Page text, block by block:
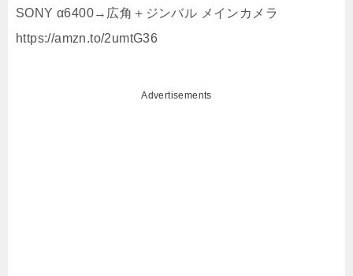
SONY α6400→広角＋ジンバル メインカメラ
https://amzn.to/2umtG36
Advertisements